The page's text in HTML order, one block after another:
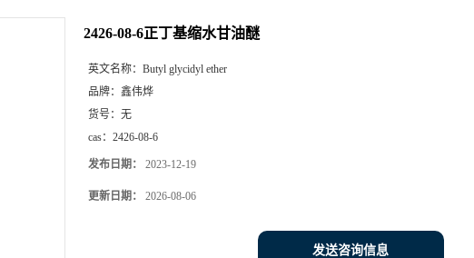
2426-08-6正丁基缩水甘油醚
英文名称： Butyl glycidyl ether
品牌： 鑫伟烨
货号： 无
cas： 2426-08-6
发布日期： 2023-12-19
更新日期： 2026-08-06
发送咨询信息